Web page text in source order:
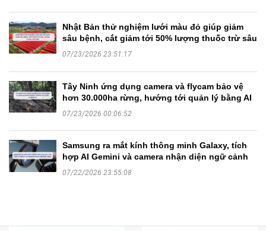
Nhật Bản thử nghiệm lưới màu đỏ giúp giảm
sâu bệnh, cắt giảm tới 50% lượng thuốc trừ sâu
07/23/2026 23:51:17
Tây Ninh ứng dụng camera và flycam bảo vệ
hơn 30.000ha rừng, hướng tới quản lý bằng AI
07/23/2026 00:06:52
Samsung ra mắt kính thông minh Galaxy, tích
hợp AI Gemini và camera nhận diện ngữ cảnh
07/22/2026 23:55:08